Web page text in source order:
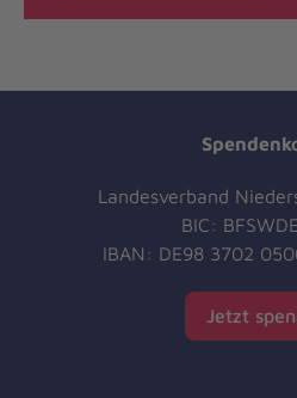
Landesverband
BIC:
IBAN: DE98 3702
Jetzt